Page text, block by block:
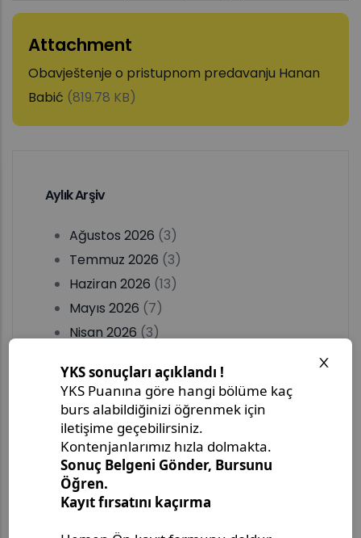
Attachment
Obavještenje o pristupnom predavanju Hanan
Babić (819.78 KB)
Aylık Arşiv
Ağustos 2026 (3)
Temmuz 2026 (3)
Haziran 2026 (13)
Mayıs 2026 (7)
Nisan 2026 (3)
Şubat 2026(4)
Ocak 2026(3)
Aralık 2025(3)
Kasım 2025 (8)
Ekim 2025(5)
Eylül 2025(10)